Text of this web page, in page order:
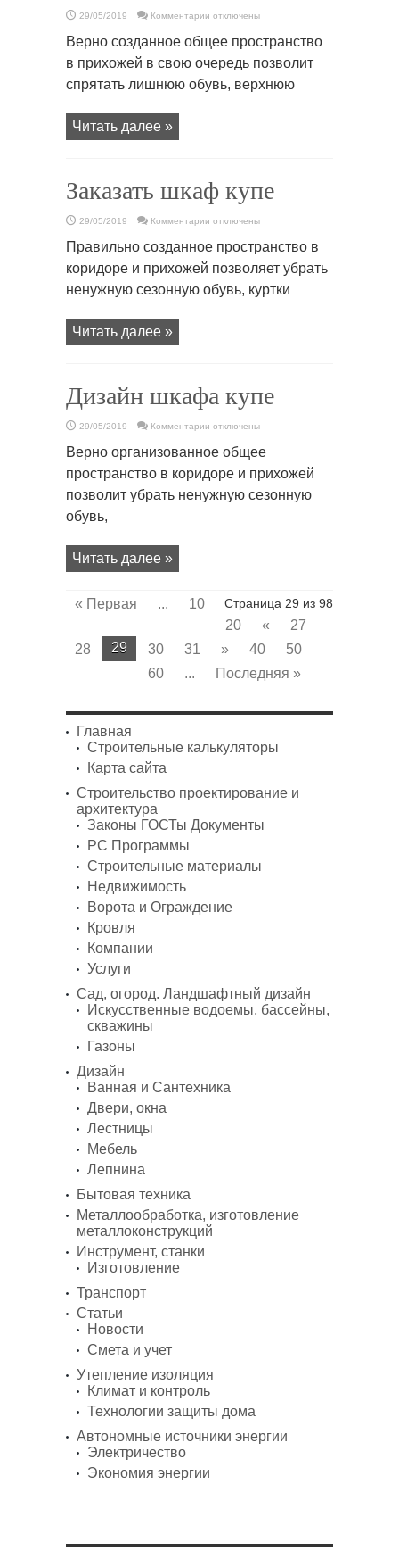
29/05/2019 Комментарии
купе
руками
отключены
Верно созданное общее пространство
в прихожей в свою очередь позволит
спрятать лишнюю обувь, верхнюю
Читать далее »
Заказать шкаф купе
29/05/2019 Комментарии
шкаф
отключены
Правильно созданное пространство в
коридоре и прихожей позволяет убрать
ненужную сезонную обувь, куртки
Читать далее »
Дизайн шкафа купе
29/05/2019 Комментарии
Дизайн
шкафа
отключены
Верно организованное общее
пространство в коридоре и прихожей
позволит убрать ненужную сезонную
обувь,
Читать далее »
Страница 29 из 98
« Первая ...
10
20
«
27
28
29 30 31 » 40
50
60
... Последняя »
Главная
Строительные калькуляторы
Карта сайта
Строительство проектирование и
архитектура
Законы ГОСТы Документы
PC Программы
Строительные материалы
Недвижимость
Ворота и Ограждение
Кровля
Компании
Услуги
Сад, огород. Ландшафтный дизайн
Искусственные водоемы, бассейны,
скважины
Газоны
Дизайн
Ванная и Сантехника
Двери, окна
Лестницы
Мебель
Лепнина
Бытовая техника
Металлообработка, изготовление
металлоконструкций
Инструмент, станки
Изготовление
Транспорт
Статьи
Новости
Смета и учет
Утепление изоляция
Климат и контроль
Технологии защиты дома
Автономные источники энергии
Электричество
Экономия энергии